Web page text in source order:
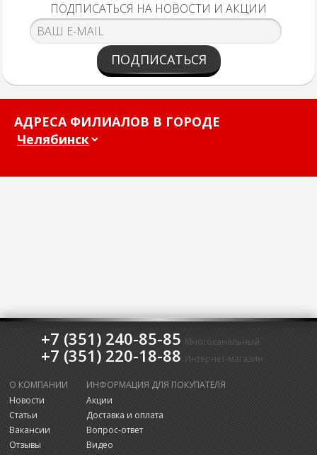
ПОДПИСАТЬСЯ НА НОВОСТИ И АКЦИИ
ПОДПИСАТЬСЯ
АДРЕСА ФИЛИАЛОВ В ГОРОДЕ
+7 (351) 240-85-85 Многоканальный
+7 (351) 220-18-88 Интернет-магазин
О КОМПАНИИ
Новости
Статьи
Вакансии
Отзывы
ИНФОРМАЦИЯ ДЛЯ ПОКУПАТЕЛЯ
Акции
Доставка и оплата
Вопрос-ответ
Видео